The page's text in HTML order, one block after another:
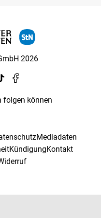
2026
folgen können
Mediadaten
KündigungKontakt